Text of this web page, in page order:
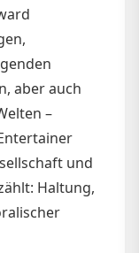
aber auch
–
und
Haltung,